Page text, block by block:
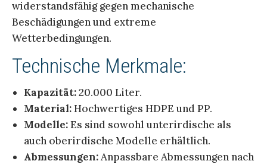
widerstandsfähig gegen mechanische
Beschädigungen und extreme
Wetterbedingungen.
Technische Merkmale:
Kapazität:20.000 Liter.
Material:Hochwertiges HDPE und PP.
Modelle:Es sind sowohl unterirdische als
auch oberirdische Modelle erhältlich.
Abmessungen:Anpassbare Abmessungen nach